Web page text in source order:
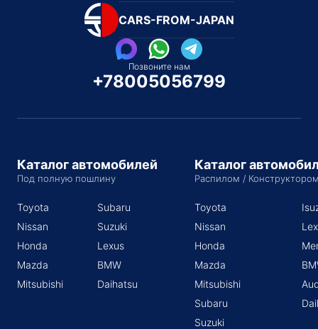
CARS-FROM-JAPAN
Позвоните нам
+78005056799
Каталог автомобилей
Под полную пошлину
Toyota
Nissan
Honda
Mazda
Mitsubishi
Subaru
Suzuki
Lexus
BMW
Daihatsu
Каталог
Распилом /
Toyota
Nissan
Honda
Mazda
Mitsubishi
Subaru
Suzuki